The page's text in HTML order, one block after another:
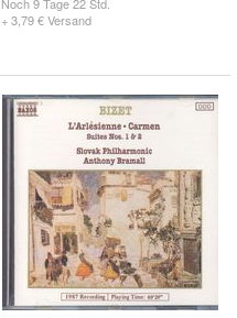
+ 3,79 € Versand